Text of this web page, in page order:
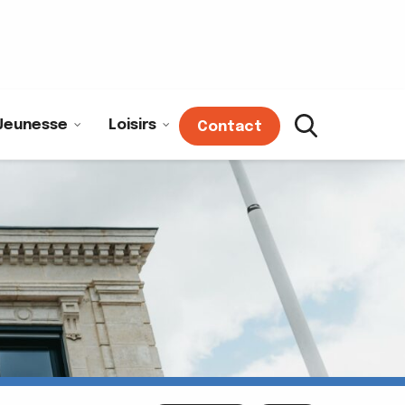
Loisirs Contact